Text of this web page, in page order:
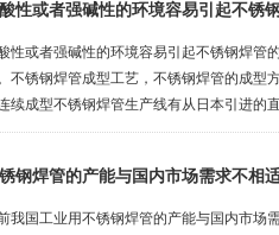
性或者强碱性的环境容易引起不锈
性或者强碱性的环境容易引起不锈钢焊管
不锈钢焊管成型工艺，不锈钢焊管的成型
续成型不锈钢焊管生产线有从日本引进的
管成型工艺（FFX柔性成型技术）生产中
钢焊管的产能与国内市场需求不相
我国工业用不锈钢焊管的产能与国内市场